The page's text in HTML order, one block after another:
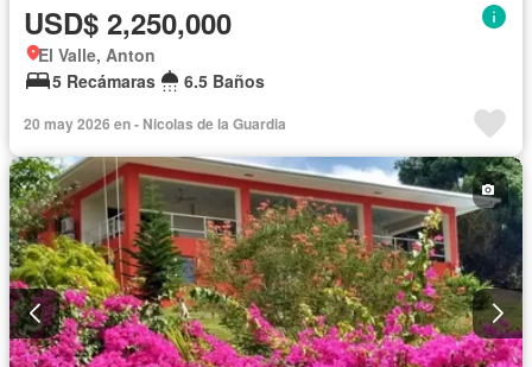
USD$ 2,250,000
El Valle, Anton
5 Recámaras
6.5 Baños
20 may 2026 en - Nicolas de la Guardia